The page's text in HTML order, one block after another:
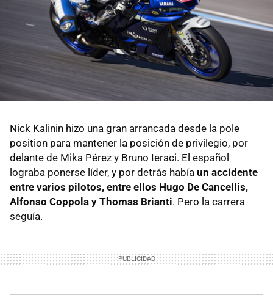
Nick Kalinin hizo una gran arrancada desde la pole
position para mantener la posición de privilegio, por
delante de Mika Pérez y Bruno Ieraci. El español
lograba ponerse líder, y por detrás había un accidente
entre varios pilotos, entre ellos Hugo De Cancellis,
Alfonso Coppola y Thomas Brianti. Pero la carrera
seguía.